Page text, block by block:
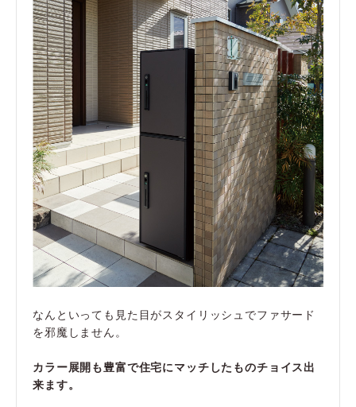
なんといっても見た目がスタイリッシュでファサード
を邪魔しません。
カラー展開も豊富で住宅にマッチしたものチョイス出
来ます。